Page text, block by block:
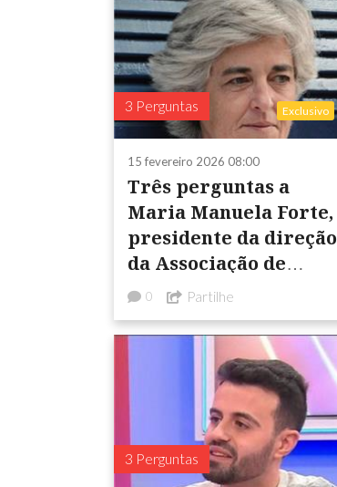
3 Perguntas Exclusivo
15 fevereiro 2026 08:00
Três perguntas a
Maria Manuela Forte,
presidente da direção
da Associação de
Paralisia Cerebral de
Odemira (APCO)
0 Partilhe
3 Perguntas